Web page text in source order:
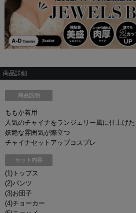
商品詳細
商品説明
ももか着用
人気のチャイナをランジェリー風に仕上げた
妖艶な雰囲気が際立つ
チャイナセットアップコスプレ
セット内容
(1)トップス
(2)パンツ
(3)お団子
(4)チョーカー